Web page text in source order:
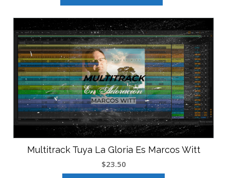
Multitrack Tuya La Gloria Es Marcos Witt
$23.50